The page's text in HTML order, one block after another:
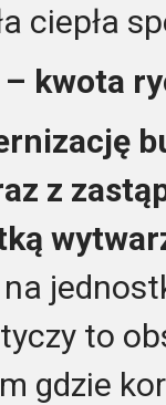
ciepła
kwota
z
to
gdzie